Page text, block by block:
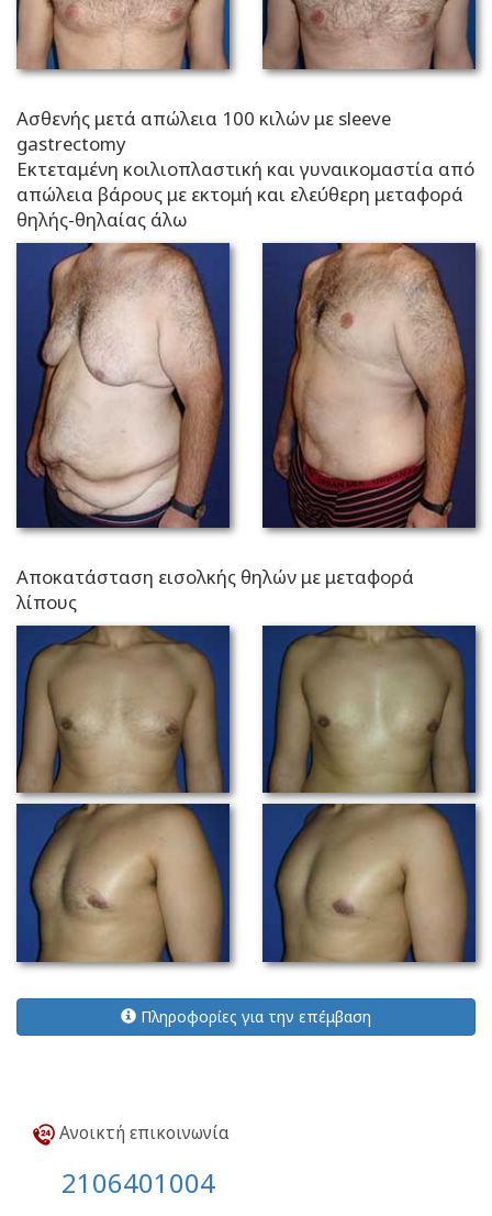
Ασθενής μετά απώλεια 100 κιλών με sleeve
gastrectomy
Εκτεταμένη κοιλιοπλαστική και γυναικομαστία από
απώλεια βάρους με εκτομή και ελεύθερη μεταφορά
θηλής-θηλαίας άλω
Αποκατάσταση εισολκής θηλών με μεταφορά
λίπους
Πληροφορίες για την επέμβαση
Ανοικτή επικοινωνία
2106401004